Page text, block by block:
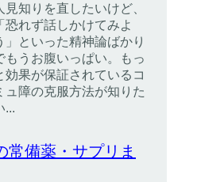
見知りを直したいけど、
「恐れず話しかけてみよ
」といった精神論ばかり
もうお腹いっぱい。もっ
効果が保証されているコ
ュ障の克服方法が知りた
...
常備薬・サプリま